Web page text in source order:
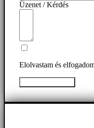
Üzenet / Kérdés
Elolvastam és